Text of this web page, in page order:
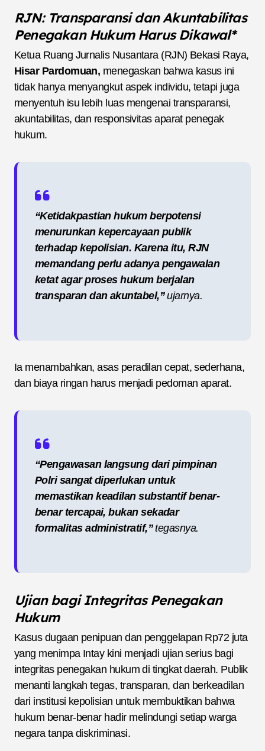
RJN: Transparansi dan Akuntabilitas
Penegakan Hukum Harus Dikawal*
Ketua Ruang Jurnalis Nusantara (RJN) Bekasi Raya,
Hisar Pardomuan, menegaskan bahwa kasus ini
tidak hanya menyangkut aspek individu, tetapi juga
menyentuh isu lebih luas mengenai transparansi,
akuntabilitas, dan responsivitas aparat penegak
hukum.
“Ketidakpastian hukum berpotensi
menurunkan kepercayaan publik
terhadap kepolisian. Karena itu, RJN
memandang perlu adanya pengawalan
ketat agar proses hukum berjalan
transparan dan akuntabel,”ujarnya.
Ia menambahkan, asas peradilan cepat, sederhana,
dan biaya ringan harus menjadi pedoman aparat.
“Pengawasan langsung dari pimpinan
Polri sangat diperlukan untuk
memastikan keadilan substantif benar-
benar tercapai, bukan sekadar
formalitas administratif,”tegasnya.
Ujian bagi Integritas Penegakan
Hukum
Kasus dugaan penipuan dan penggelapan Rp72 juta
yang menimpa Intay kini menjadi ujian serius bagi
integritas penegakan hukum di tingkat daerah. Publik
menanti langkah tegas, transparan, dan berkeadilan
dari institusi kepolisian untuk membuktikan bahwa
hukum benar-benar hadir melindungi setiap warga
negara tanpa diskriminasi.